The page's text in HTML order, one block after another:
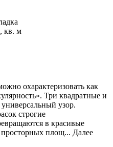
кв. м
охарактеризовать как
Три квадратные и
узор.
строгие
в красивые
просторных площ... Далее